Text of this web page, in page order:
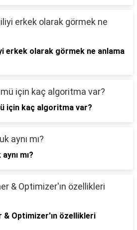
erkek olarak görmek ne anlama
için kaç algoritma var?
mı?
& Optimizer'ın özellikleri